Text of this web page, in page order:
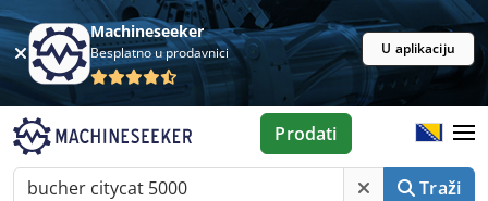
Machineseeker
Besplatno u prodavnici U aplikaciju
Traži
Prodati